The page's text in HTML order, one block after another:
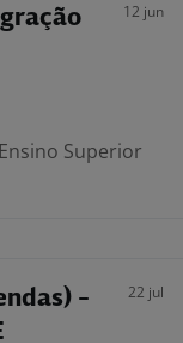
12 jun
Ensino Superior
-
22 jul